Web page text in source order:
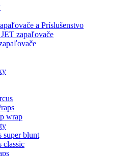
a Príslušenstvo
zapaľovače
wrap
super blunt
classic